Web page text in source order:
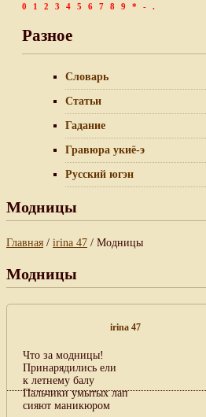
0
1 2 3 4 5 6 7 8 9 * - .
Разное
Словарь
Статьи
Гадание
Гравюра укиё-э
Русский югэн
Модницы
Главная / irina 47 / Модницы
Модницы
irina 47
Что за модницы!
Принарядились ели
к летнему балу
Пальчики умытых лап
сияют маникюром